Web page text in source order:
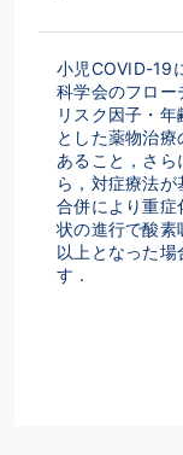
小児COVID-19
科学会のフロー
リスク因子・
とした薬物治
あること，さ
ら，対症療法
合併により重症
状の進行で酸素
以上となった
す．